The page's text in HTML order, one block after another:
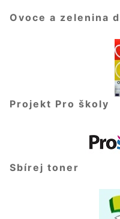
Ovoce a zelenina
Projekt Pro školy
Sbírej toner